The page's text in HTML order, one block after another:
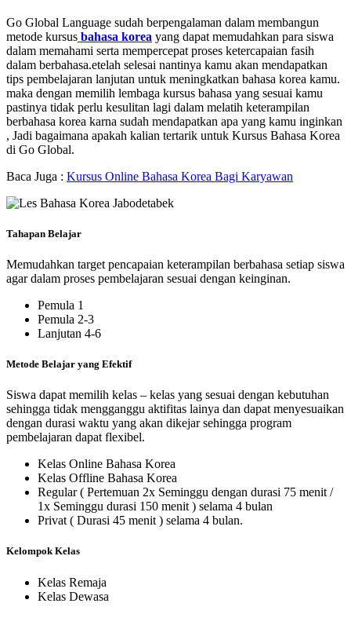
Go Global Language sudah berpengalaman dalam membangun
metode kursus bahasa korea yang dapat memudahkan para siswa
dalam memahami serta mempercepat proses ketercapaian fasih
dalam berbahasa.etelah selesai nantinya kamu akan mendapatkan
tips pembelajaran lanjutan untuk meningkatkan bahasa korea kamu.
maka dengan memilih lembaga kursus bahasa yang sesuai kamu
pastinya tidak perlu kesulitan lagi dalam melatih keterampilan
berbahasa korea karna sudah mendapatkan apa yang kamu inginkan
, Jadi bagaimana apakah kalian tertarik untuk Kursus Bahasa Korea
di Go Global.
Baca Juga : Kursus Online Bahasa Korea Bagi Karyawan
Tahapan Belajar
Memudahkan target pencapaian keterampilan berbahasa setiap siswa
agar dalam proses pembelajaran sesuai dengan keinginan.
Pemula 1
Pemula 2-3
Lanjutan 4-6
Metode Belajar yang Efektif
Siswa dapat memilih kelas – kelas yang sesuai dengan kebutuhan
sehingga tidak mengganggu aktifitas lainya dan dapat menyesuaikan
dengan durasi waktu yang akan dikejar sehingga program
pembelajaran dapat flexibel.
Kelas Online Bahasa Korea
Kelas Offline Bahasa Korea
Regular ( Pertemuan 2x Seminggu dengan durasi 75 menit /
1x Seminggu durasi 150 menit ) selama 4 bulan
Privat ( Durasi 45 menit ) selama 4 bulan.
Kelompok Kelas
Kelas Remaja
Kelas Dewasa